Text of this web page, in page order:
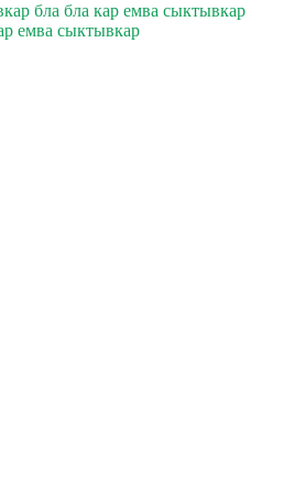
бла бла кар емва сыктывкар
емва сыктывкар